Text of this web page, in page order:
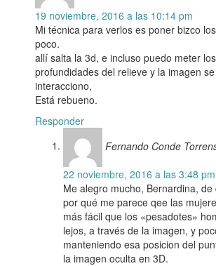
19 noviembre, 2016 a las 10:14 pm
Mi técnica para verlos es poner bizco
poco.
allí salta la 3d, e incluso puedo meter
profundidades del relieve y la imagen
interacciono,
Está rebueno.
Responder
Fernando Conde
22 noviembre, 2016 a las 3:48 pm
Me alegro mucho, Bernardina,
por qué me parece qee las
más fácil que los «pesadotes»
lejos, a través de la imagen, y
manteniendo esa posicion del
la imagen oculta en 3D.